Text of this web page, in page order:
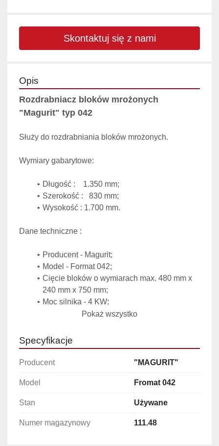
Skontaktuj się z nami
Opis
Rozdrabniacz bloków mrożonych
"Magurit" typ 042
Służy do rozdrabniania bloków mrożonych.
Wymiary gabarytowe:
Długość :    1.350 mm;
Szerokość :   830 mm;
Wysokość : 1.700 mm.
Dane techniczne :
Producent - Magurit;
Model - Format 042;
Cięcie bloków o wymiarach max. 480 mm x
240 mm x 750 mm;
Moc silnika - 4 KW;
Zasilanie - 3 fazy AC 400 V 50 Hz;
Pokaż wszystko
Specyfikacje
Producent "MAGURIT"
Model Fromat 042
Stan Używane
Numer magazynowy 111.48